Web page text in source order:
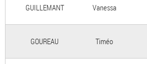
GUILLEMANT Vanessa
GOUREAU Timéo